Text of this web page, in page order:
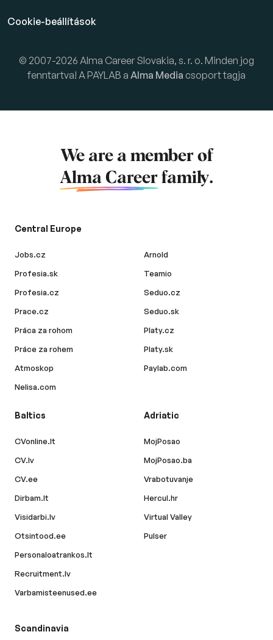
Cookie-beállítások
© 2007-2026 Alma Career Slovakia, s. r. o. Minden jog
fenntartva! A PAYLAB a Alma Media csoport tagja
We are a member of
Alma Career family.
Central Europe
Jobs.cz
Profesia.sk
Profesia.cz
Prace.cz
Práca za rohom
Práce za rohem
Atmoskop
Nelisa.com
Arnold
Teamio
Seduo.cz
Seduo.sk
Platy.cz
Platy.sk
Paylab.com
Baltics
CVonline.lt
CV.lv
CV.ee
Dirbam.lt
Visidarbi.lv
Otsintood.ee
Personaloatrankos.lt
Recruitment.lv
Varbamisteenused.ee
Adriatic
MojPosao
MojPosao.ba
Vrabotuvanje
Hercul.hr
Virtual Valley
Pulser
Scandinavia